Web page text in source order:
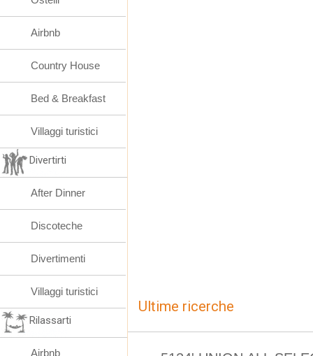
Ultime ricerche
Airbnb
Country House
Bed & Breakfast
Villaggi turistici
Divertirti
After Dinner
Discoteche
Divertimenti
Villaggi turistici
Rilassarti
Airbnb